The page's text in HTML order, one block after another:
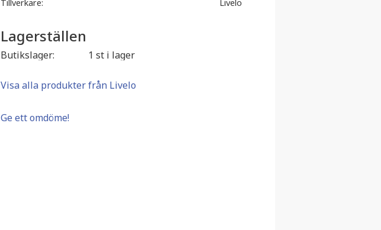
Tillverkare
Livelo
Lagerställen
Butikslager 1 st i lager
Visa alla produkter från Livelo
Ge ett omdöme!